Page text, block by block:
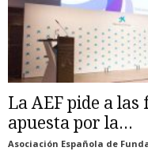
La AEF pide a
apuesta por la...
Asociación Española de